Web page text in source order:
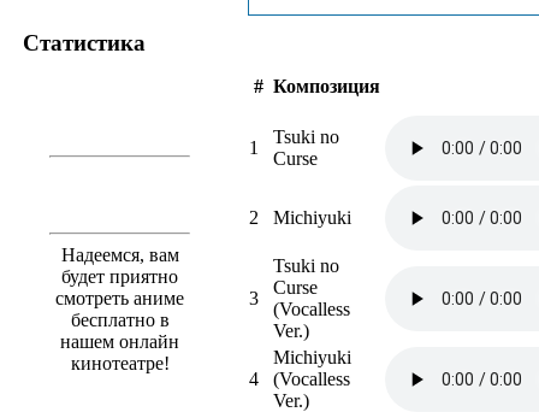
Статистика
Надеемся, вам
будет приятно
смотреть аниме
бесплатно в
нашем онлайн
кинотеатре!
# Композиция
1
Tsuki no
Curse
2 Michiyuki
3
Tsuki no
Curse
(Vocalless
Ver.)
4
Michiyuki
(Vocalless
Ver.)